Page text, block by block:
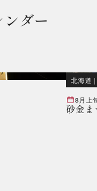
ダー
北海道
8月上
砂金ま